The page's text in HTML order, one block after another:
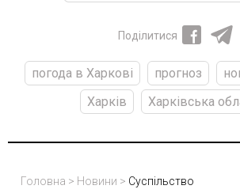
Поділитися
погода в Харкові прогноз
Харків
Харківська
Головна > Новини > Суспільство